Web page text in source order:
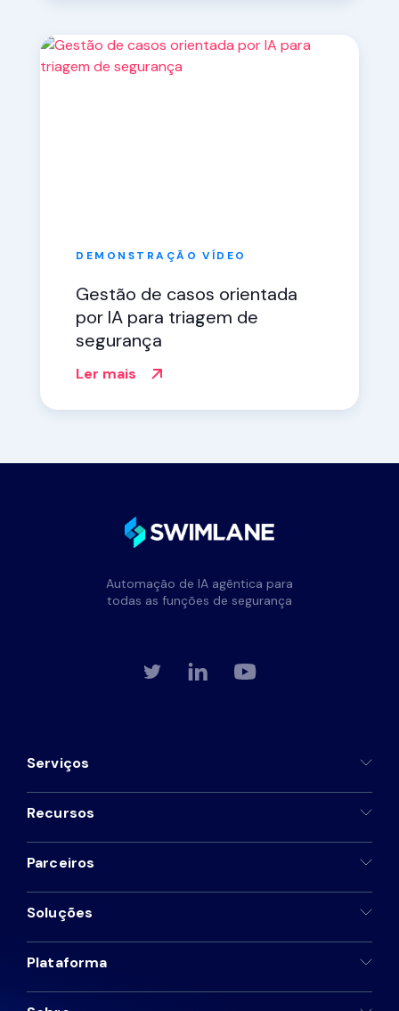
DEMONSTRAÇÃO VÍDEO
Gestão de casos orientada
por IA para triagem de
segurança
Ler mais
Automação de IA agêntica para
todas as funções de segurança
Serviços
Recursos
Parceiros
Soluções
Plataforma